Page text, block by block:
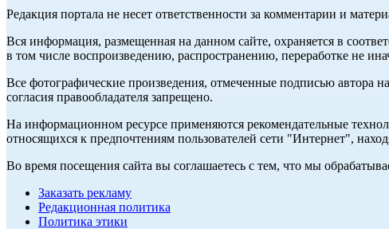
Редакция портала не несет ответственности за комментарии и
Вся информация, размещенная на данном сайте, охраняется в
в том числе воспроизведению, распространению, переработке не
Все фотографические произведения, отмеченные подписью автора
согласия правообладателя запрещено.
На информационном ресурсе применяются рекомендательные
относящихся к предпочтениям пользователей сети "Интернет",
Во время посещения сайта вы соглашаетесь с тем, что мы
Заказать рекламу
Редакционная политика
Политика этики